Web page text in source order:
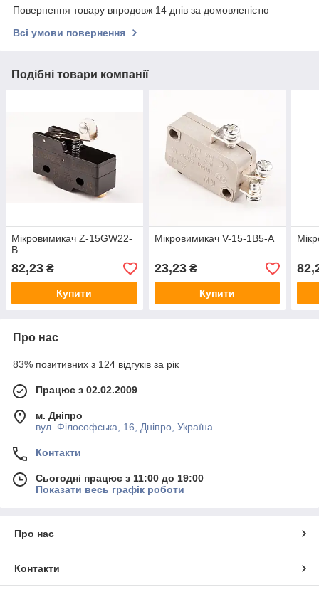
Повернення товару впродовж 14 днів за домовленістю
Всі умови повернення
Подібні товари компанії
Мікровимикач Z-15GW22-
B
82,23 ₴
Купити
Мікровимикач V-15-1B5-A
23,23₴
Купити
Про нас
83% позитивних з 124 відгуків за рік
Працює з 02.02.2009
м. Дніпро
вул. Філософська, 16, Дніпро, Україна
Контакти
Сьогодні працює з 11:00 до 19:00
Показати весь графік роботи
Про нас
Контакти